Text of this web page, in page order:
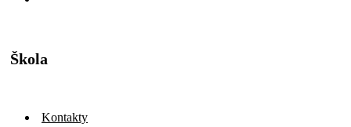
Škola
Kontakty